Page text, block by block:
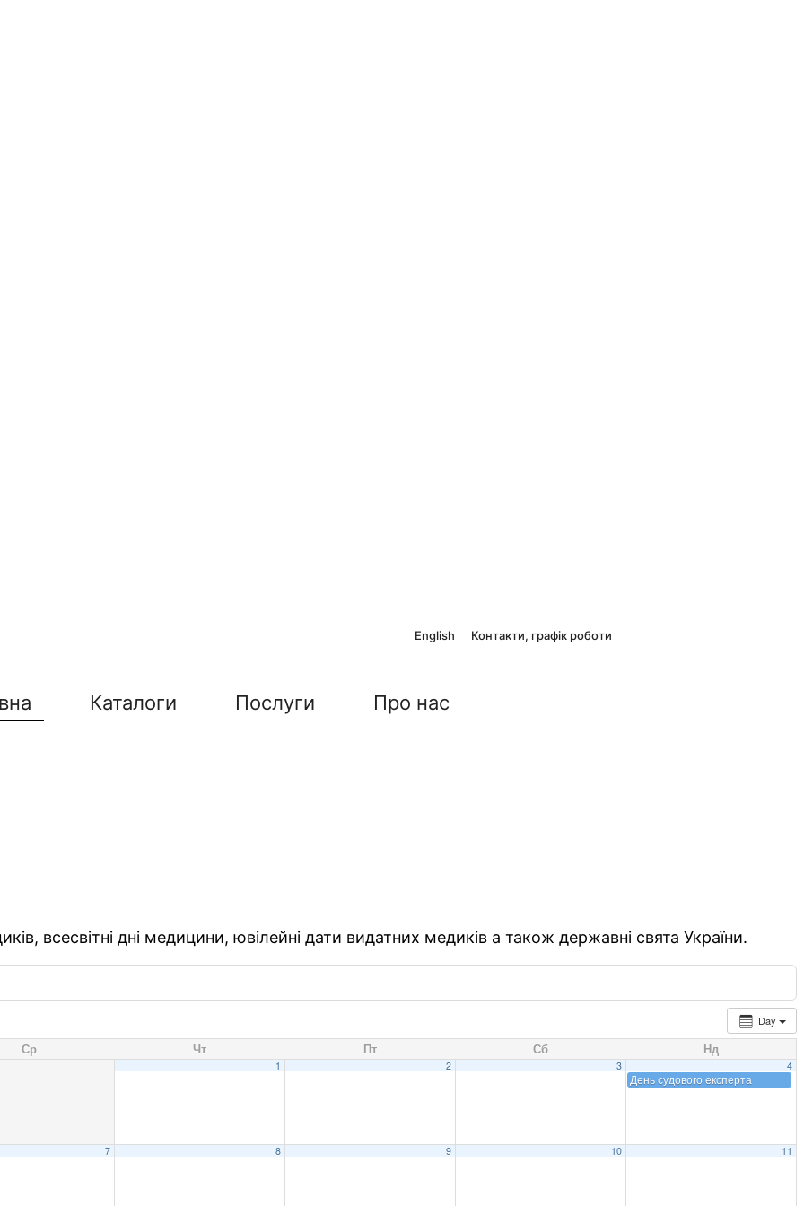
English Контакти, графік роботи
Каталоги Послуги Про нас
всесвітні дні медицини, ювілейні дати видатних медиків а також державні свята України.
Day
Ср Чт Пт Сб Нд
1 2 3 4
День судового експерта
7 8 9 10 11